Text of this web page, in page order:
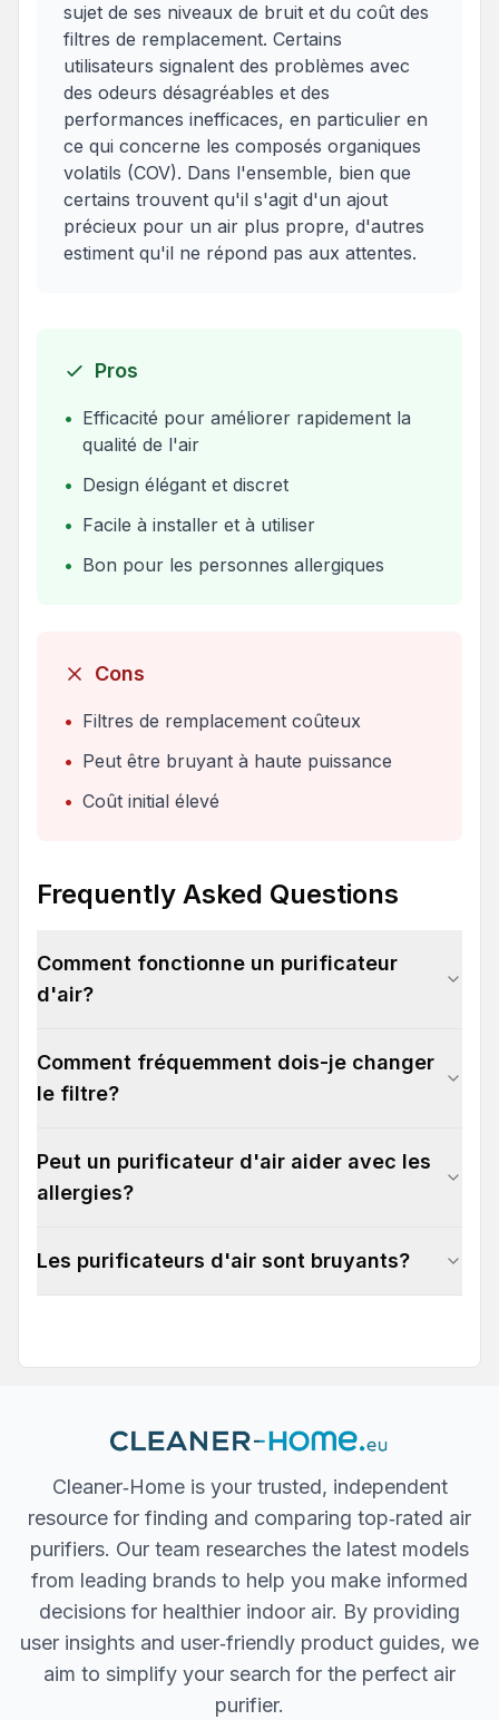
sujet de ses niveaux de bruit et du coût des
filtres de remplacement. Certains
utilisateurs signalent des problèmes avec
des odeurs désagréables et des
performances inefficaces, en particulier en
ce qui concerne les composés organiques
volatils (COV). Dans l'ensemble, bien que
certains trouvent qu'il s'agit d'un ajout
précieux pour un air plus propre, d'autres
estiment qu'il ne répond pas aux attentes.
Pros
• Efficacité pour améliorer rapidement la
qualité de l'air
• Design élégant et discret
• Facile à installer et à utiliser
• Bon pour les personnes allergiques
Cons
• Filtres de remplacement coûteux
• Peut être bruyant à haute puissance
• Coût initial élevé
Frequently Asked Questions
Comment fonctionne un purificateur
d'air?
Comment fréquemment dois-je changer
le filtre?
Peut un purificateur d'air aider avec les
allergies?
Les purificateurs d'air sont bruyants?
Cleaner‐Home is your trusted, independent
resource for finding and comparing top‐rated air
purifiers. Our team researches the latest models
from leading brands to help you make informed
decisions for healthier indoor air. By providing
user insights and user‐friendly product guides, we
aim to simplify your search for the perfect air
purifier.